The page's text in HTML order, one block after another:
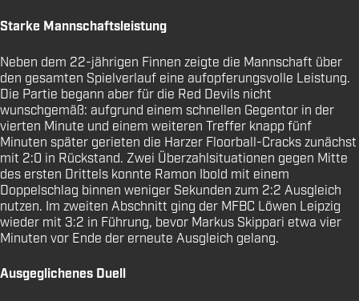
Starke Mannschaftsleistung
Neben dem 22-jährigen Finnen zeigte die Mannschaft über
den gesamten Spielverlauf eine aufopferungsvolle Leistung.
Die Partie begann aber für die Red Devils nicht
wunschgemäß: aufgrund einem schnellen Gegentor in der
vierten Minute und einem weiteren Treffer knapp fünf
Minuten später gerieten die Harzer Floorball-Cracks zunächst
mit 2:0 in Rückstand. Zwei Überzahlsituationen gegen Mitte
des ersten Drittels konnte Ramon Ibold mit einem
Doppelschlag binnen weniger Sekunden zum 2:2 Ausgleich
nutzen. Im zweiten Abschnitt ging der MFBC Löwen Leipzig
wieder mit 3:2 in Führung, bevor Markus Skippari etwa vier
Minuten vor Ende der erneute Ausgleich gelang.
Ausgeglichenes Duell